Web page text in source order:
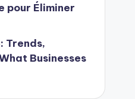
pour Éliminer
Trends,
Businesses